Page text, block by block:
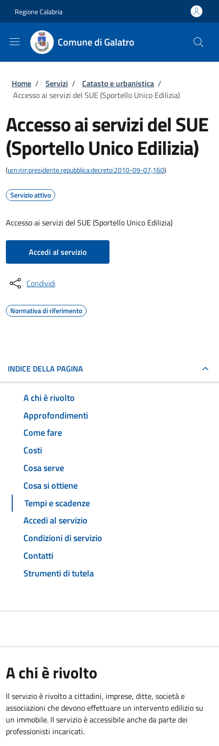
Regione Calabria
Comune di Galatro
Briciole di pane
Home / Servizi / Catasto e urbanistica /
Accesso ai servizi del SUE (Sportello Unico Edilizia)
Accesso ai servizi del SUE
(Sportello Unico Edilizia)
(urn:nir:presidente.repubblica:decreto:2010-09-07;160)
Servizio attivo
Accesso ai servizi del SUE (Sportello Unico Edilizia)
Accedi al servizio
Condividi
Normativa di riferimento
INDICE DELLA PAGINA
A chi è rivolto
Approfondimenti
Come fare
Costi
Cosa serve
Cosa si ottiene
Tempi e scadenze
Accedi al servizio
Condizioni di servizio
Contatti
Strumenti di tutela
A chi è rivolto
Il servizio è rivolto a cittadini, imprese, ditte, società e
associazioni che devono effettuare un intervento edilizio su
un immobile. Il servizio è accessibile anche da parte dei
professionisti incaricati.